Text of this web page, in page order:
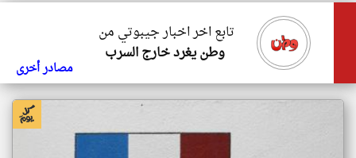
تابع اخر اخبار جيبوتي من
وطن يغرد خارج السرب
مصادر أخرى